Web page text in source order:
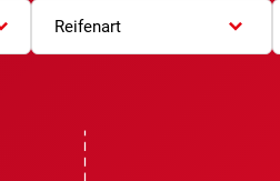
Reifenart